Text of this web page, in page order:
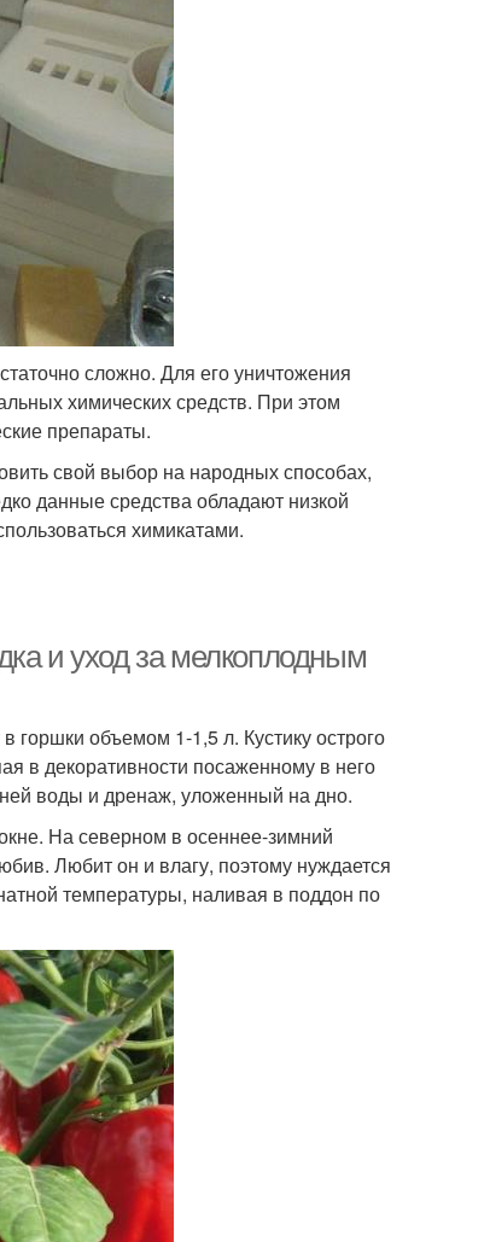
сложно. Для его уничтожения
химических средств. При этом
препараты.
свой выбор на народных способах,
данные средства обладают низкой
химикатами.
и уход за мелкоплодным
горшки объемом 1-1,5 л. Кустику острого
в декоративности посаженному в него
воды и дренаж, уложенный на дно.
На северном в осеннее-зимний
Любит он и влагу, поэтому нуждается
температуры, наливая в поддон по